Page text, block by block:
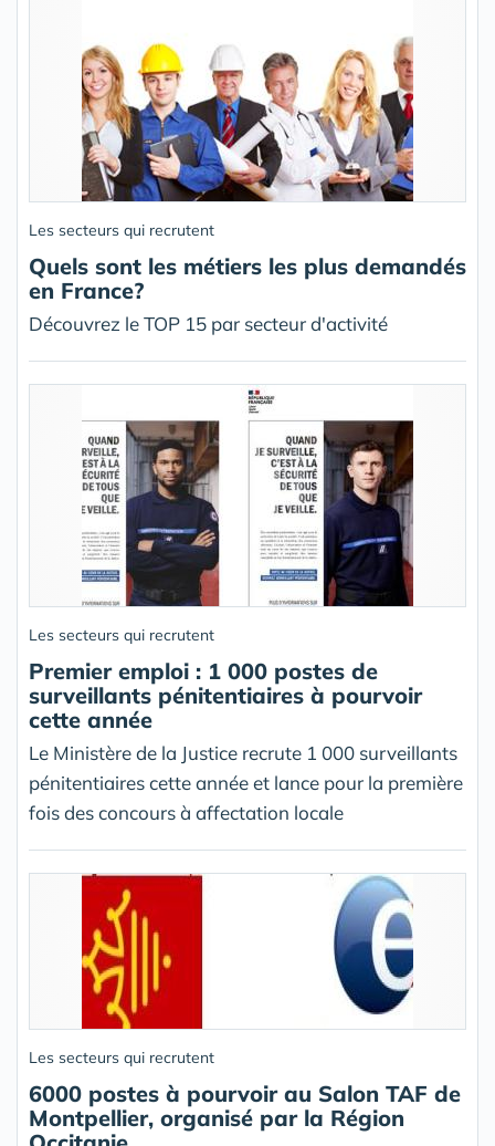
Les secteurs qui recrutent
Quels sont les métiers les plus demandés
en France?
Découvrez le TOP 15 par secteur d'activité
Les secteurs qui recrutent
Premier emploi : 1 000 postes de
surveillants pénitentiaires à pourvoir
cette année
Le Ministère de la Justice recrute 1 000 surveillants
pénitentiaires cette année et lance pour la première
fois des concours à affectation locale
Les secteurs qui recrutent
6000 postes à pourvoir au Salon TAF de
Montpellier, organisé par la Région